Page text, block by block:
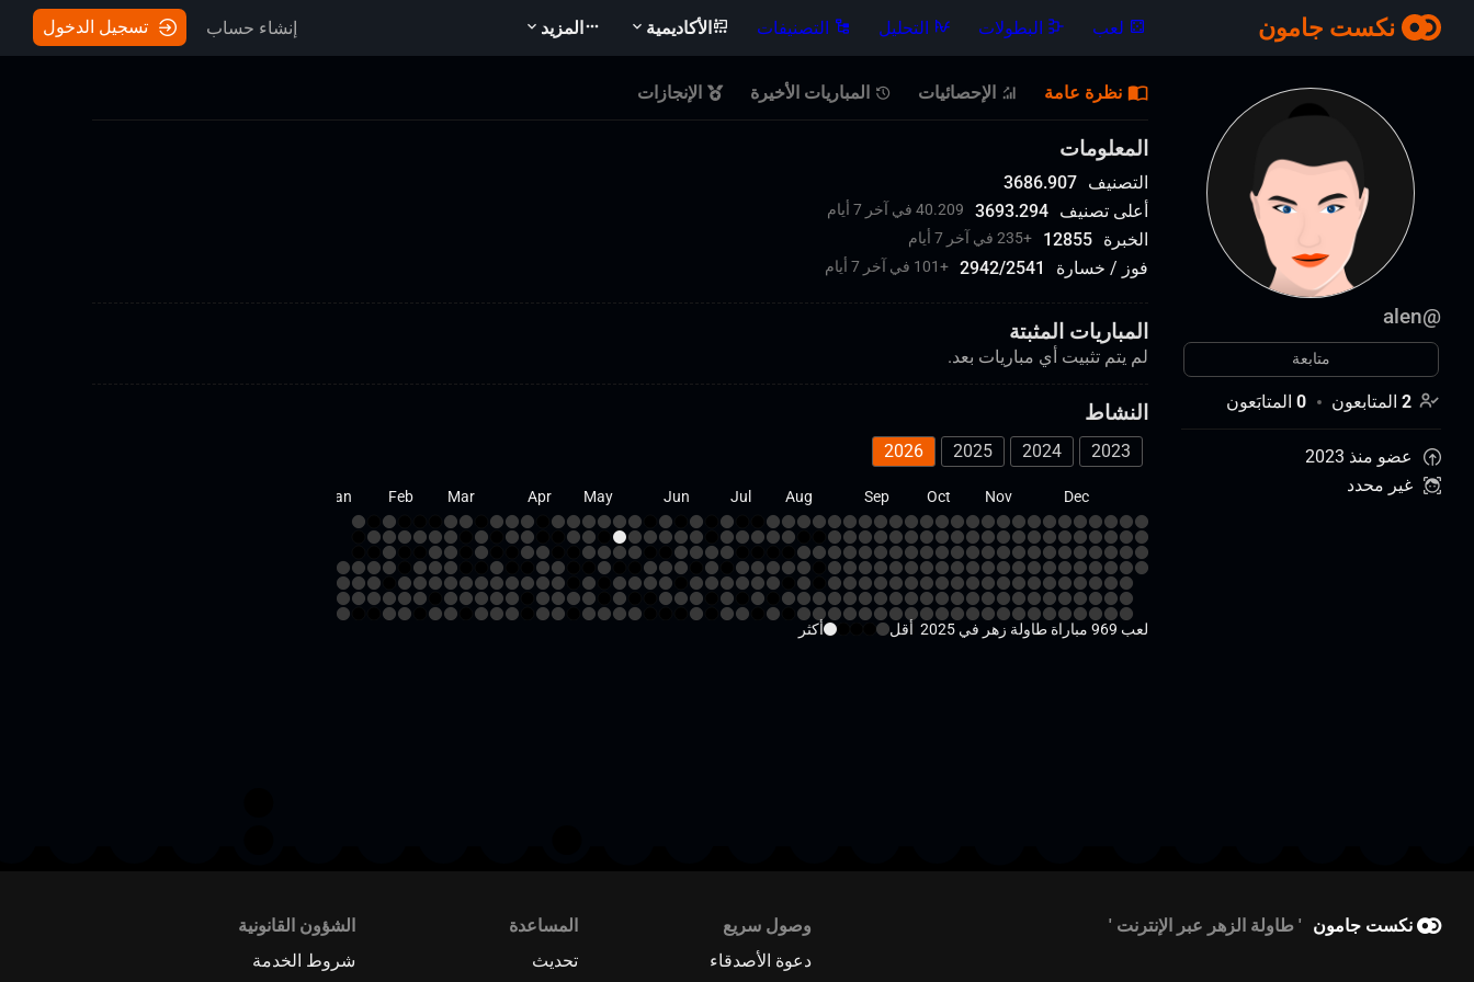
نكست جامون لعب البطولات التحليل التصنيفات الأكاديمية المزيد إنشاء حساب تسجيل الدخول
@
alen
متابعة
2 المتابعون 0 المتابَعون
عضو منذ 2023
غير محدد
نظرة عامة الإحصائيات المباريات الأخيرة الإنجازات
المعلومات
التصنيف
3686.907
أعلى تصنيف
3693.294 40.209 في آخر 7 أيام
الخبرة 12855
+235 في آخر 7 أيام
فوز / خسارة 2942/2541
+101 في آخر 7 أيام
المباريات المثبتة
لم يتم تثبيت أي مباريات بعد.
النشاط
2023
2024
2025
2026
Jan Feb Mar Apr May Jun Jul Aug Sep Oct Nov Dec
لعب 969 مباراة طاولة زهر في 2025 أقل أكثر
نكست جامون طاولة الزهر عبر الإنترنت
وصول سريع
دعوة الأصدقاء
المساعدة
تحديث
الشؤون القانونية
شروط الخدمة